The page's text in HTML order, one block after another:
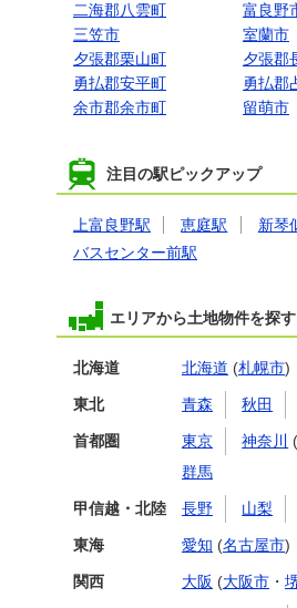
二海郡八雲町
富良野
三笠市
室蘭市
夕張郡栗山町
夕張郡
勇払郡安平町
勇払郡
余市郡余市町
留萌市
注目の駅ピックアップ
上富良野駅 恵庭駅 新琴
バスセンター前駅
エリアから土地物件を探す
北海道 北海道 (札幌市)
東北 青森 秋田
首都圏 東京 神奈川
群馬
甲信越・北陸 長野 山梨
東海 愛知 (名古屋市)
関西 大阪 (大阪市 ・